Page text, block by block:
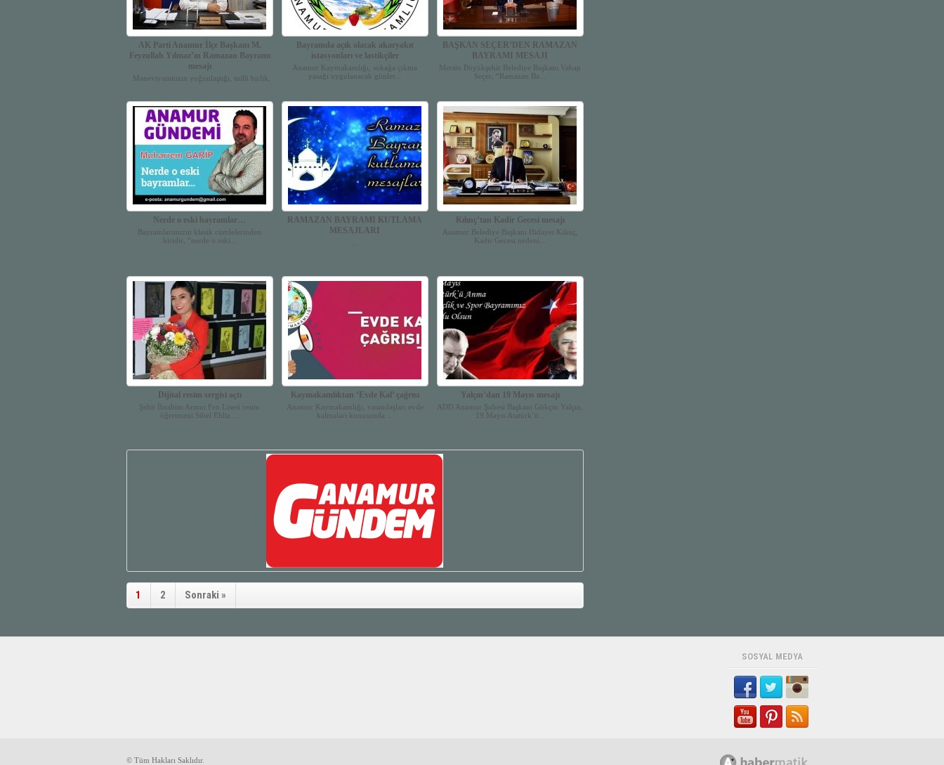
AK Parti Anamur İlçe Başkanı M.
Feyzullah Yılmaz’ın Ramazan Bayramı
mesajı
Maneviyatımızın yoğunlaştığı, milli birlik,
kardeş...
Bayramda açık olacak akaryakıt
istasyonları ve lastikçiler
Anamur Kaymakamlığı, sokağa çıkma
yasağı uygulanacak günler...
BAŞKAN SEÇER’DEN RAMAZAN
BAYRAMI MESAJI
Mersin Büyükşehir Belediye Başkanı Vahap
Seçer, “Ramazan Ba...
Nerde o eski bayramlar…
Bayramlarımızın klasik cümlelerinden
biridir, “nerde o eski...
RAMAZAN BAYRAMI KUTLAMA
MESAJLARI
Kılınç’tan Kadir Gecesi mesajı
Anamur Belediye Başkanı Hidayet Kılınç,
Kadir Gecesi nedeni...
Dijital resim sergisi açtı
Şehit İbrahim Armut Fen Lisesi resim
öğretmeni Sibel Ehliz ...
Kaymakamlıktan ‘Evde Kal’ çağrısı
Anamur Kaymakamlığı, vatandaşları evde
kalmaları konusunda ...
Yalçın’dan 19 Mayıs mesajı
ADD Anamur Şubesi Başkanı Gökçin Yalçın,
19 Mayıs Atatürk’ü...
1 2 Sonraki »
SOSYAL MEDYA
© Tüm Hakları Saklıdır.